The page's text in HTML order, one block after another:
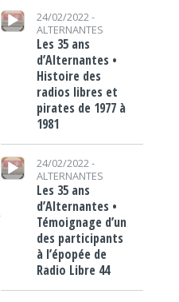
Lecteur audio
24/02/2022 -
ALTERNANTES
Les 35 ans
d’Alternantes •
Histoire des
radios libres et
pirates de 1977 à
1981
Lecteur audio
24/02/2022 -
ALTERNANTES
Les 35 ans
d’Alternantes •
Témoignage d’un
des participants
à l’épopée de
Radio Libre 44